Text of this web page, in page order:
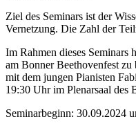
Ziel des Seminars ist der
Vernetzung. Die Zahl der
Im Rahmen dieses
am Bonner Beethovenfest zu
mit dem jungen Pianisten
19:30 Uhr im Plenarsaal des
Seminarbeginn: 30.09.2024